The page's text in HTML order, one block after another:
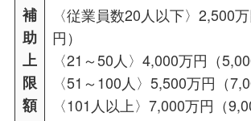
補
助
上
限
額
〈従業員数20人以下〉2,500
円）
〈21～50人〉4,000万円（
〈51～100人〉5,500万円（
〈101人以上〉7,000万円（